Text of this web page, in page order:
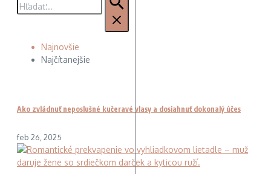
Najnovšie
Najčítanejšie
Ako zvládnuť neposlušné kučeravé vlasy a dosiahnuť dokonalý účes
feb 26, 2025